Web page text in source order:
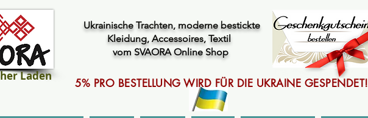
Ukrainische Trachten, moderne bestickte
Kleidung, Accessoires, Textil
vom SVAORA Online Shop
5% PRO BESTELLUNG WIRD FÜR DIE UKRAINE GESPENDET!
Laden